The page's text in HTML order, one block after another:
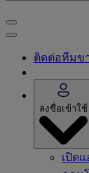
ติดต่อทีมข
ลงชื่อเข้าใช้
เปิดแ